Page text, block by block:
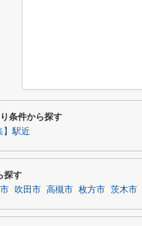
条件から探す
】駅近
探す
吹田市 高槻市 枚方市 茨木市